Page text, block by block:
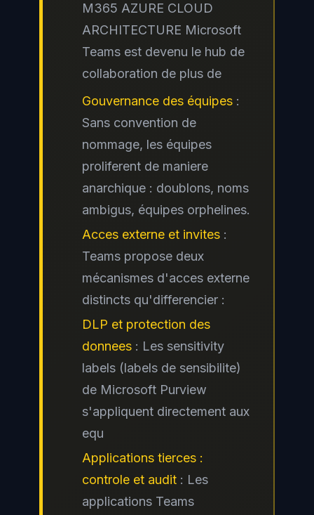
M365 AZURE CLOUD
ARCHITECTURE Microsoft
Teams est devenu le hub de
collaboration de plus de
Gouvernance des équipes :
Sans convention de
nommage, les équipes
proliferent de maniere
anarchique : doublons, noms
ambigus, équipes orphelines.
Acces externe et invites :
Teams propose deux
mécanismes d'acces externe
distincts qu'differencier :
DLP et protection des
donnees : Les sensitivity
labels (labels de sensibilite)
de Microsoft Purview
s'appliquent directement aux
equ
Applications tierces :
controle et audit : Les
applications Teams